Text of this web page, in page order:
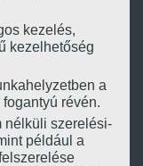
kezelés,
kezelhetőség
a
révén.
nélküli szerelési-
például a